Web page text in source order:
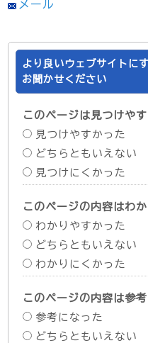
メール
より良いウェブサイトに
お聞かせください
このページは見つけや
見つけやすかった
どちらともいえない
見つけにくかった
このページの内容はわ
わかりやすかった
どちらともいえない
わかりにくかった
このページの内容は参
参考になった
どちらともいえない